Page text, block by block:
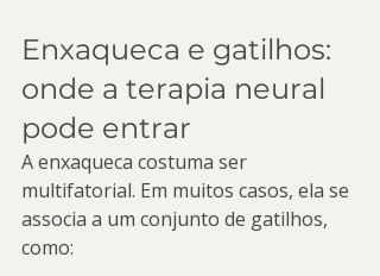
Enxaqueca e gatilhos:
onde a terapia neural
pode entrar
A enxaqueca costuma ser
multifatorial. Em muitos casos, ela se
associa a um conjunto de gatilhos,
como: